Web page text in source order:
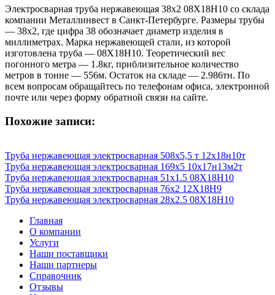
Электросварная труба нержавеющая 38х2 08Х18Н10 со склада
компании Металлинвест в Санкт-Петербурге. Размеры трубы
— 38х2, где цифра 38 обозначает диаметр изделия в
миллиметрах. Марка нержавеющей стали, из которой
изготовлена труба — 08Х18Н10. Теоретический вес
погонного метра — 1.8кг, приблизительное количество
метров в тонне — 556м. Остаток на складе — 2.986тн. По
всем вопросам обращайтесь по телефонам офиса, электронной
почте или через форму обратной связи на сайте.
Похожие записи:
Труба нержавеющая электросварная 508х5,5 т 12х18н10т
Труба нержавеющая электросварная 169х5 10х17н13м2т
Труба нержавеющая электросварная 51х1.5 08Х18Н10
Труба нержавеющая электросварная 76х2 12Х18Н9
Труба нержавеющая электросварная 28х2.5 08Х18Н10
Главная
О компании
Услуги
Наши поставщики
Наши партнеры
Справочник
Отзывы